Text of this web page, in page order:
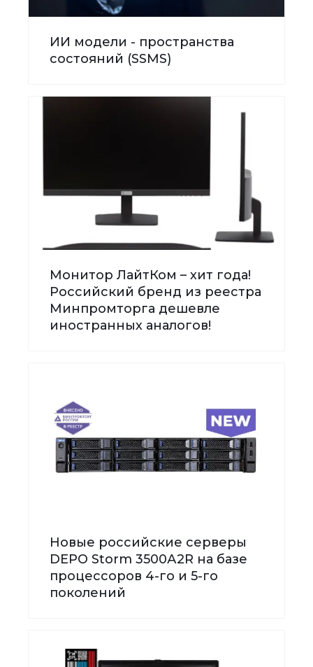
ИИ модели - пространства
состояний (SSMS)
Монитор ЛайтКом – хит года!
Российский бренд из реестра
Минпромторга дешевле
иностранных аналогов!
Новые российские серверы
DEPO Storm 3500А2R на базе
процессоров 4-го и 5-го
поколений